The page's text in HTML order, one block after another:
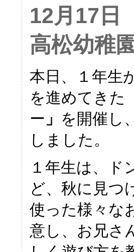
12月17
高松幼稚
本日、１年生
を進めてきた
ー 」 を開催し
しました。
１年生は、ド
ど、秋に見つ
使った様々な
意し、お兄さ